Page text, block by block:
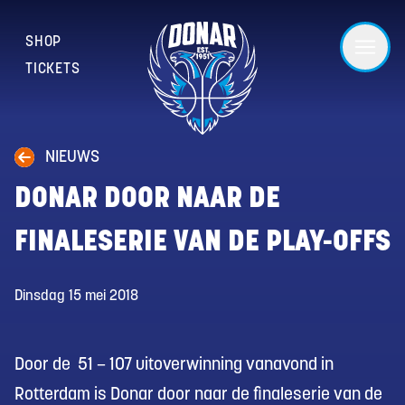
SHOP
TICKETS
NIEUWS
DONAR DOOR NAAR DE
FINALESERIE VAN DE PLAY-OFFS
Dinsdag 15 mei 2018
Door de 51 – 107 uitoverwinning vanavond in
Rotterdam is Donar door naar de finaleserie van de